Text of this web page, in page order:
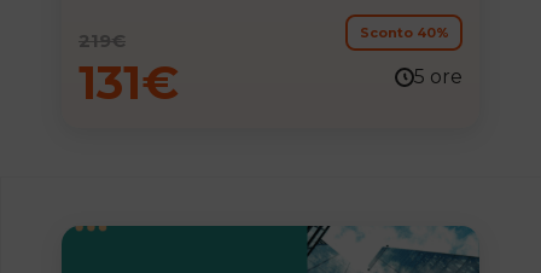
consolidare e aggiornare la propria
formazione professionale.
219€
131€
Sconto 40%
5 ore